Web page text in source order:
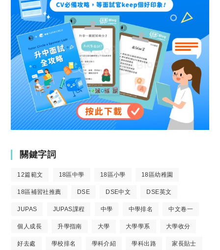
關鍵字詞
12篇範文 18區中學 18區小學 18區幼稚園
18區補習社推薦 DSE DSE中文 DSE英文
JUPAS JUPAS課程 中學 中學排名 中文卷一
個人成長 升學指南 大學 大學學系 大學收分
好去處 學校排名 學科介紹 學科出路 家長貼士